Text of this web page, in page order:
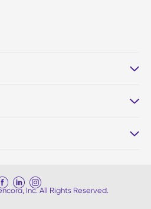
Inc. All Rights Reserved.